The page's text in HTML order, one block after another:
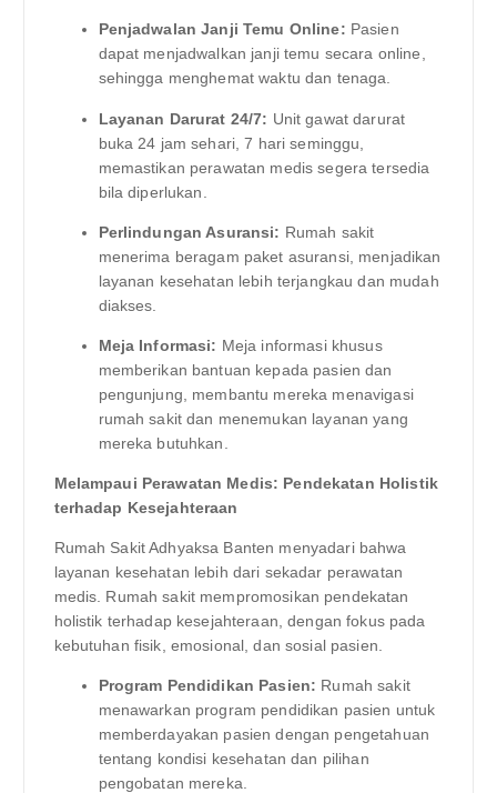
Penjadwalan Janji Temu Online: Pasien
dapat menjadwalkan janji temu secara online,
sehingga menghemat waktu dan tenaga.
Layanan Darurat 24/7: Unit gawat darurat
buka 24 jam sehari, 7 hari seminggu,
memastikan perawatan medis segera tersedia
bila diperlukan.
Perlindungan Asuransi: Rumah sakit
menerima beragam paket asuransi, menjadikan
layanan kesehatan lebih terjangkau dan mudah
diakses.
Meja Informasi: Meja informasi khusus
memberikan bantuan kepada pasien dan
pengunjung, membantu mereka menavigasi
rumah sakit dan menemukan layanan yang
mereka butuhkan.
Melampaui Perawatan Medis: Pendekatan Holistik
terhadap Kesejahteraan
Rumah Sakit Adhyaksa Banten menyadari bahwa
layanan kesehatan lebih dari sekadar perawatan
medis. Rumah sakit mempromosikan pendekatan
holistik terhadap kesejahteraan, dengan fokus pada
kebutuhan fisik, emosional, dan sosial pasien.
Program Pendidikan Pasien: Rumah sakit
menawarkan program pendidikan pasien untuk
memberdayakan pasien dengan pengetahuan
tentang kondisi kesehatan dan pilihan
pengobatan mereka.